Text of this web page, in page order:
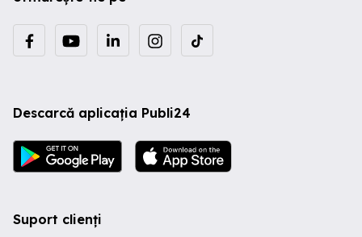
Descarcă aplicația Publi24
Suport clienți